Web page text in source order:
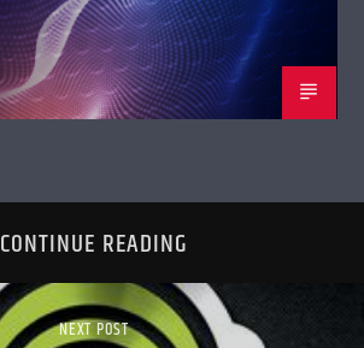
CONTINUE READING
NEXT POST